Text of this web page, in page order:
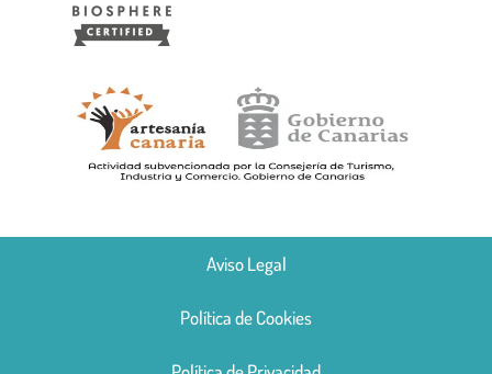
Aviso Legal
Política de Cookies